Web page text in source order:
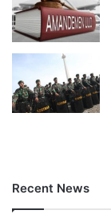
Recent News